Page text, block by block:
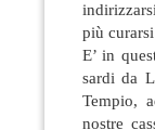
più
E’ in
sardi da
Tempio,
nostre